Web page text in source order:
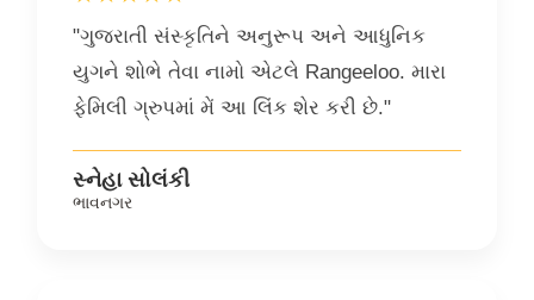
"ગુજરાતી સંસ્કૃતિને અનુરૂપ અને આધુનિક
યુગને શોભે તેવા નામો એટલે Rangeeloo. મારા
ફેમિલી ગ્રુપમાં મેં આ લિંક શેર કરી છે."
સ્નેહા સોલંકી
ભાવનગર